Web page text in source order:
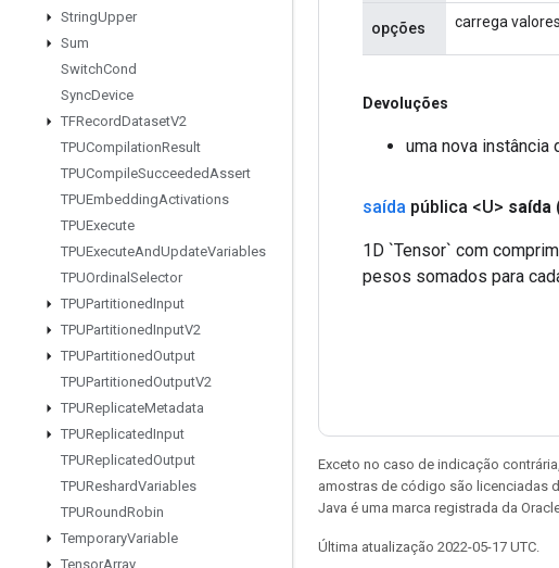
StringUpper
Sum
SwitchCond
SyncDevice
TFRecordDatasetV2
TPUCompilationResult
TPUCompileSucceededAssert
TPUEmbeddingActivations
TPUExecute
TPUExecuteAndUpdateVariables
TPUOrdinal Selector
TPUPartitionedInput
TPUPartitionedInputV2
TPUPartitionedOutput
TPUPartitionedOutputV2
TPUReplicateMetadata
TPUReplicatedInput
TPUReplicatedOutput
TPUReshardVariables
TPURoundRobin
TemporaryVariable
TensorArray
opções carrega
Devoluções
uma nova instância
saída pública <U> saída
1D `Tensor` com
pesos somados para
Exceto no caso de indicação
amostras de código são licenciadas
Java é uma marca registrada da
Última atualização 2022-05-17 UTC.